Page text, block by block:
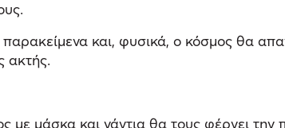
και, φυσικά, ο κόσμος θα
ακτής.
με μάσκα και γάντια θα τους φέρνει